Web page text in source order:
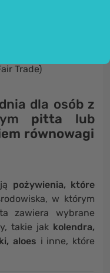
Trade)
dla osób z
pitta lub
równowagi
pożywienia, które
w którym
zawiera wybrane
takie jak kolendra,
aloes i inne, które